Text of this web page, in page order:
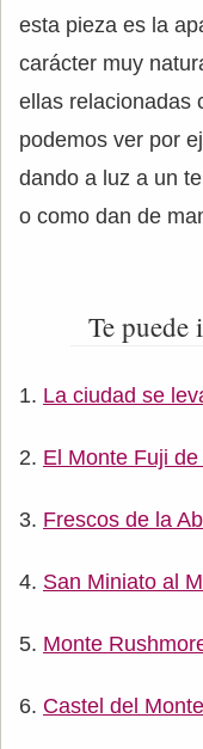
esta pieza es la
carácter muy
ellas relacionadas
podemos ver por
dando a luz a un
o como dan de
Te puede
La ciudad se
El Monte Fuji
Frescos de la
San Miniato al
Monte
Castel del